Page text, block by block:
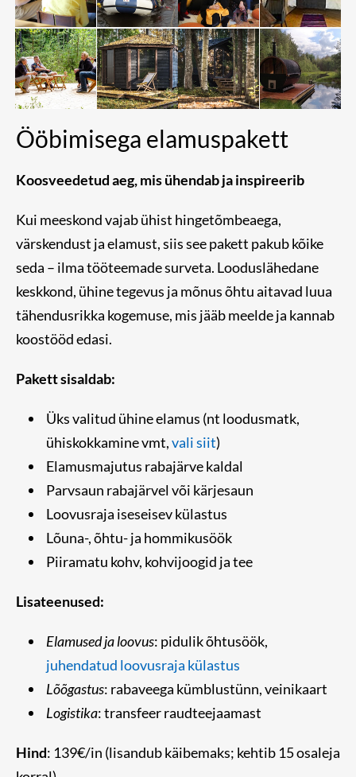
Ööbimisega elamuspakett
Koosveedetud aeg, mis ühendab ja inspireerib
Kui meeskond vajab ühist hingetõmbeaega,
värskendust ja elamust, siis see pakett pakub kõike
seda – ilma tööteemade surveta. Looduslähedane
keskkond, ühine tegevus ja mõnus õhtu aitavad luua
tähendusrikka kogemuse, mis jääb meelde ja kannab
koostööd edasi.
Pakett sisaldab:
Üks valitud ühine elamus (nt loodusmatk,
ühiskokkamine vmt,vali siit)
Elamusmajutus rabajärve kaldal
Parvsaun rabajärvel või kärjesaun
Loovusraja iseseisev külastus
Lõuna-, õhtu- ja hommikusöök
Piiramatu kohv, kohvijoogid ja tee
Lisateenused:
Elamused ja loovus: pidulik õhtusöök,
juhendatud loovusraja külastus
Lõõgastus: rabaveega kümblustünn, veinikaart
Logistika: transfeer raudteejaamast
Hind: 139€/in (lisandub käibemaks; kehtib 15 osaleja